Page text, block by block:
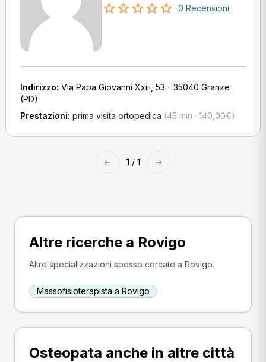
0 Recensioni
Indirizzo: Via Papa Giovanni Xxiii, 53 - 35040 Granze
(PD)
Prestazioni: prima visita ortopedica (45 min · 140,00€)
← 1 / 1 →
Altre ricerche a Rovigo
Altre specializzazioni spesso cercate a Rovigo.
Massofisioterapista a Rovigo
Osteopata anche in altre città